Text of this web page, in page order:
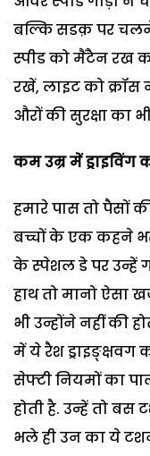
बल्कि सडक़ पर
स्पीड को मैंटैन रख
रखें, लाइट को
औरों की सुरक्षा का
कम उम्र में ड्राइविंग
हमारे पास तो पैसों
बच्चों के एक कहने भर
के स्पेशल डे पर उन्हें
हाथ तो मानो ऐसा
भी उन्होंने नहीं की
में ये रैश
सेफ्टी नियमों का
होती है. उन्हें तो
भले ही उन का ये